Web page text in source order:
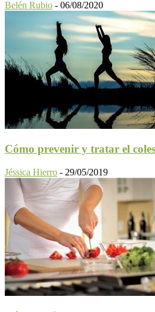
Belén Rubio - 06/08/2020
Cómo prevenir y tratar el
Jéssica Hierro - 29/05/2019